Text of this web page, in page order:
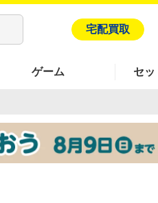
宅配買取
ゲーム セッ